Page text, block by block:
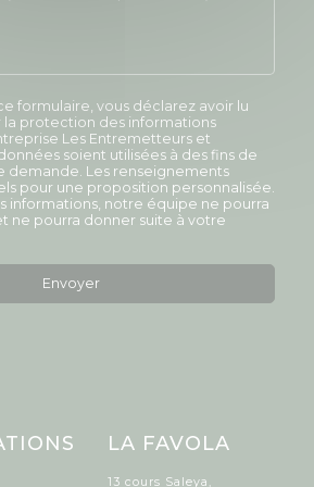
formulaire, vous déclarez avoir lu
la protection des informations
Les Entremetteurs et
soient utilisées à des fins de
demande. Les renseignements
pour une proposition personnalisée.
informations, notre équipe ne pourra
ne pourra donner suite à votre
LA FAVOLA
13 cours Saleya,